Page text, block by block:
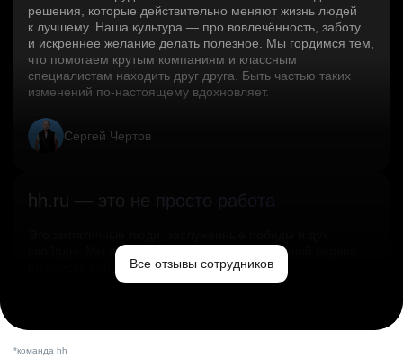
решения, которые действительно меняют жизнь людей
к лучшему. Наша культура — про вовлечённость, заботу
и искреннее желание делать полезное. Мы гордимся тем,
что помогаем крутым компаниям и классным
специалистам находить друг друга. Быть частью таких
изменений по‑настоящему вдохновляет.
Сергей Чертов
hh.ru — это не просто работа
свободы. Мы помогаем миру и создаём лучший сервис
по поиску работы в стране.Все отзывы сотрудников
*команда hh